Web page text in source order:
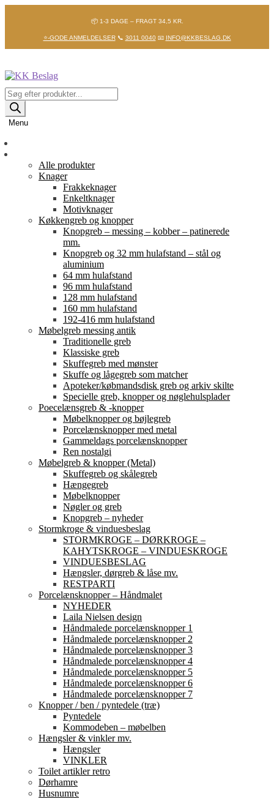
📦 1-3 DAGE – FRAGT 34,5 KR.
⭐-GODE ANMELDELSER📞 3011 0040📧 INFO@KKBESLAG.DK
Spring
til
navigation
Spring
til
indhold
Products
search
Menu
Alle produkter
Knager
Frakkeknager
Enkeltknager
Motivknager
Køkkengreb og knopper
Knopgreb – messing – kobber – patinerede
mm.
Knopgreb og 32 mm hulafstand – stål og
aluminium
64 mm hulafstand
96 mm hulafstand
128 mm hulafstand
160 mm hulafstand
192-416 mm hulafstand
Møbelgreb messing antik
Traditionelle greb
Klassiske greb
Skuffegreb med mønster
Skuffe og lågegreb som matcher
Apoteker/købmandsdisk greb og arkiv skilte
Specielle greb, knopper og nøglehulsplader
Poecelænsgreb & -knopper
Møbelknopper og bøjlegreb
Porcelænsknopper med metal
Gammeldags porcelænsknopper
Ren nostalgi
Møbelgreb & knopper (Metal)
Skuffegreb og skålegreb
Hængegreb
Møbelknopper
Nøgler og greb
Knopgreb – nyheder
Stormkroge & vinduesbeslag
STORMKROGE – DØRKROGE –
KAHYTSKROGE – VINDUESKROGE
VINDUESBESLAG
Hængsler, dørgreb & låse mv.
RESTPARTI
Porcelænsknopper – Håndmalet
NYHEDER
Laila Nielsen design
Håndmalede porcelænsknopper 1
Håndmalede porcelænsknopper 2
Håndmalede porcelænsknopper 3
Håndmalede porcelænsknopper 4
Håndmalede porcelænsknopper 5
Håndmalede porcelænsknopper 6
Håndmalede porcelænsknopper 7
Knopper / ben / pyntedele (træ)
Pyntedele
Kommodeben – møbelben
Hængsler & vinkler mv.
Hængsler
VINKLER
Toilet artikler retro
Dørhamre
Husnumre